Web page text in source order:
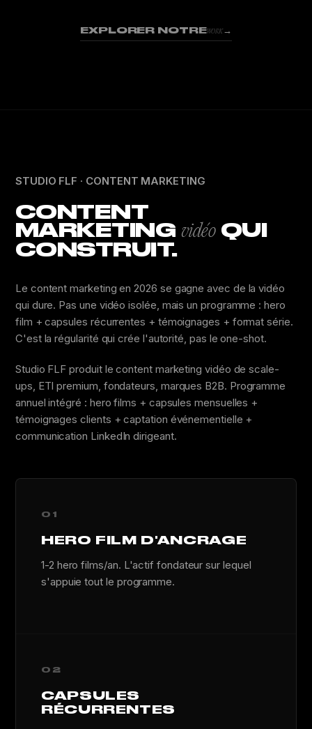
EXPLORER NOTREWORK→
STUDIO FLF · CONTENT MARKETING
CONTENT
MARKETING vidéoQUI
CONSTRUIT.
Le content marketing en 2026 se gagne avec de la vidéo
qui dure. Pas une vidéo isolée, mais un programme : hero
film + capsules récurrentes + témoignages + format série.
C'est la régularité qui crée l'autorité, pas le one-shot.
Studio FLF produit le content marketing vidéo de scale-
ups, ETI premium, fondateurs, marques B2B. Programme
annuel intégré : hero films + capsules mensuelles +
témoignages clients + captation événementielle +
communication LinkedIn dirigeant.
01
HERO FILM D'ANCRAGE
1-2 hero films/an. L'actif fondateur sur lequel
s'appuie tout le programme.
02
CAPSULES
RÉCURRENTES